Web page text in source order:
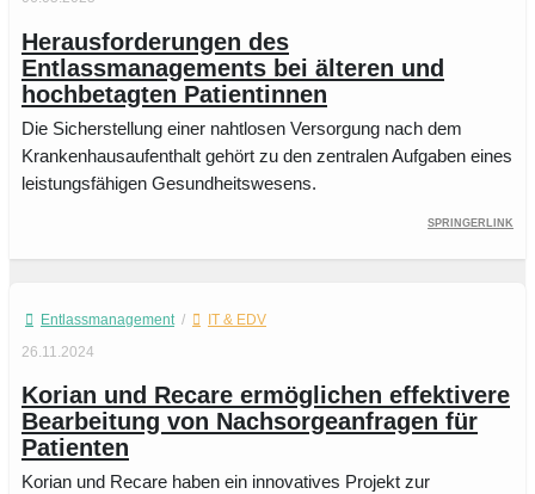
Herausforderungen des
Entlassmanagements bei älteren und
hochbetagten Patientinnen
Die Sicherstellung einer nahtlosen Versorgung nach dem
Krankenhausaufenthalt gehört zu den zentralen Aufgaben eines
leistungsfähigen Gesundheitswesens.
SpringerLink
Entlassmanagement /
IT & EDV
26.11.2024
Korian und Recare ermöglichen effektivere
Bearbeitung von Nachsorgeanfragen für
Patienten
Korian und Recare haben ein innovatives Projekt zur